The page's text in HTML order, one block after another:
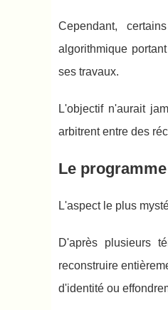
Cependant,
algorithmique
ses travaux.
L'objectif n'aurait
arbitrent entre des
Le
L'aspect le plus
D'après plusieurs
reconstruire
d'identité ou